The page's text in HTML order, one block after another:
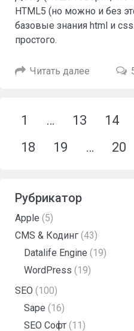
HTML5 (но можно и без
базовые знания html и
простого.
Читать далее
1 … 13 14
18
19 … 20
Рубрикатор
Apple (5)
CMS & Кодинг (43)
Datalife Engine (19)
WordPress (19)
SEO (100)
Sape (16)
SEO Софт (11)